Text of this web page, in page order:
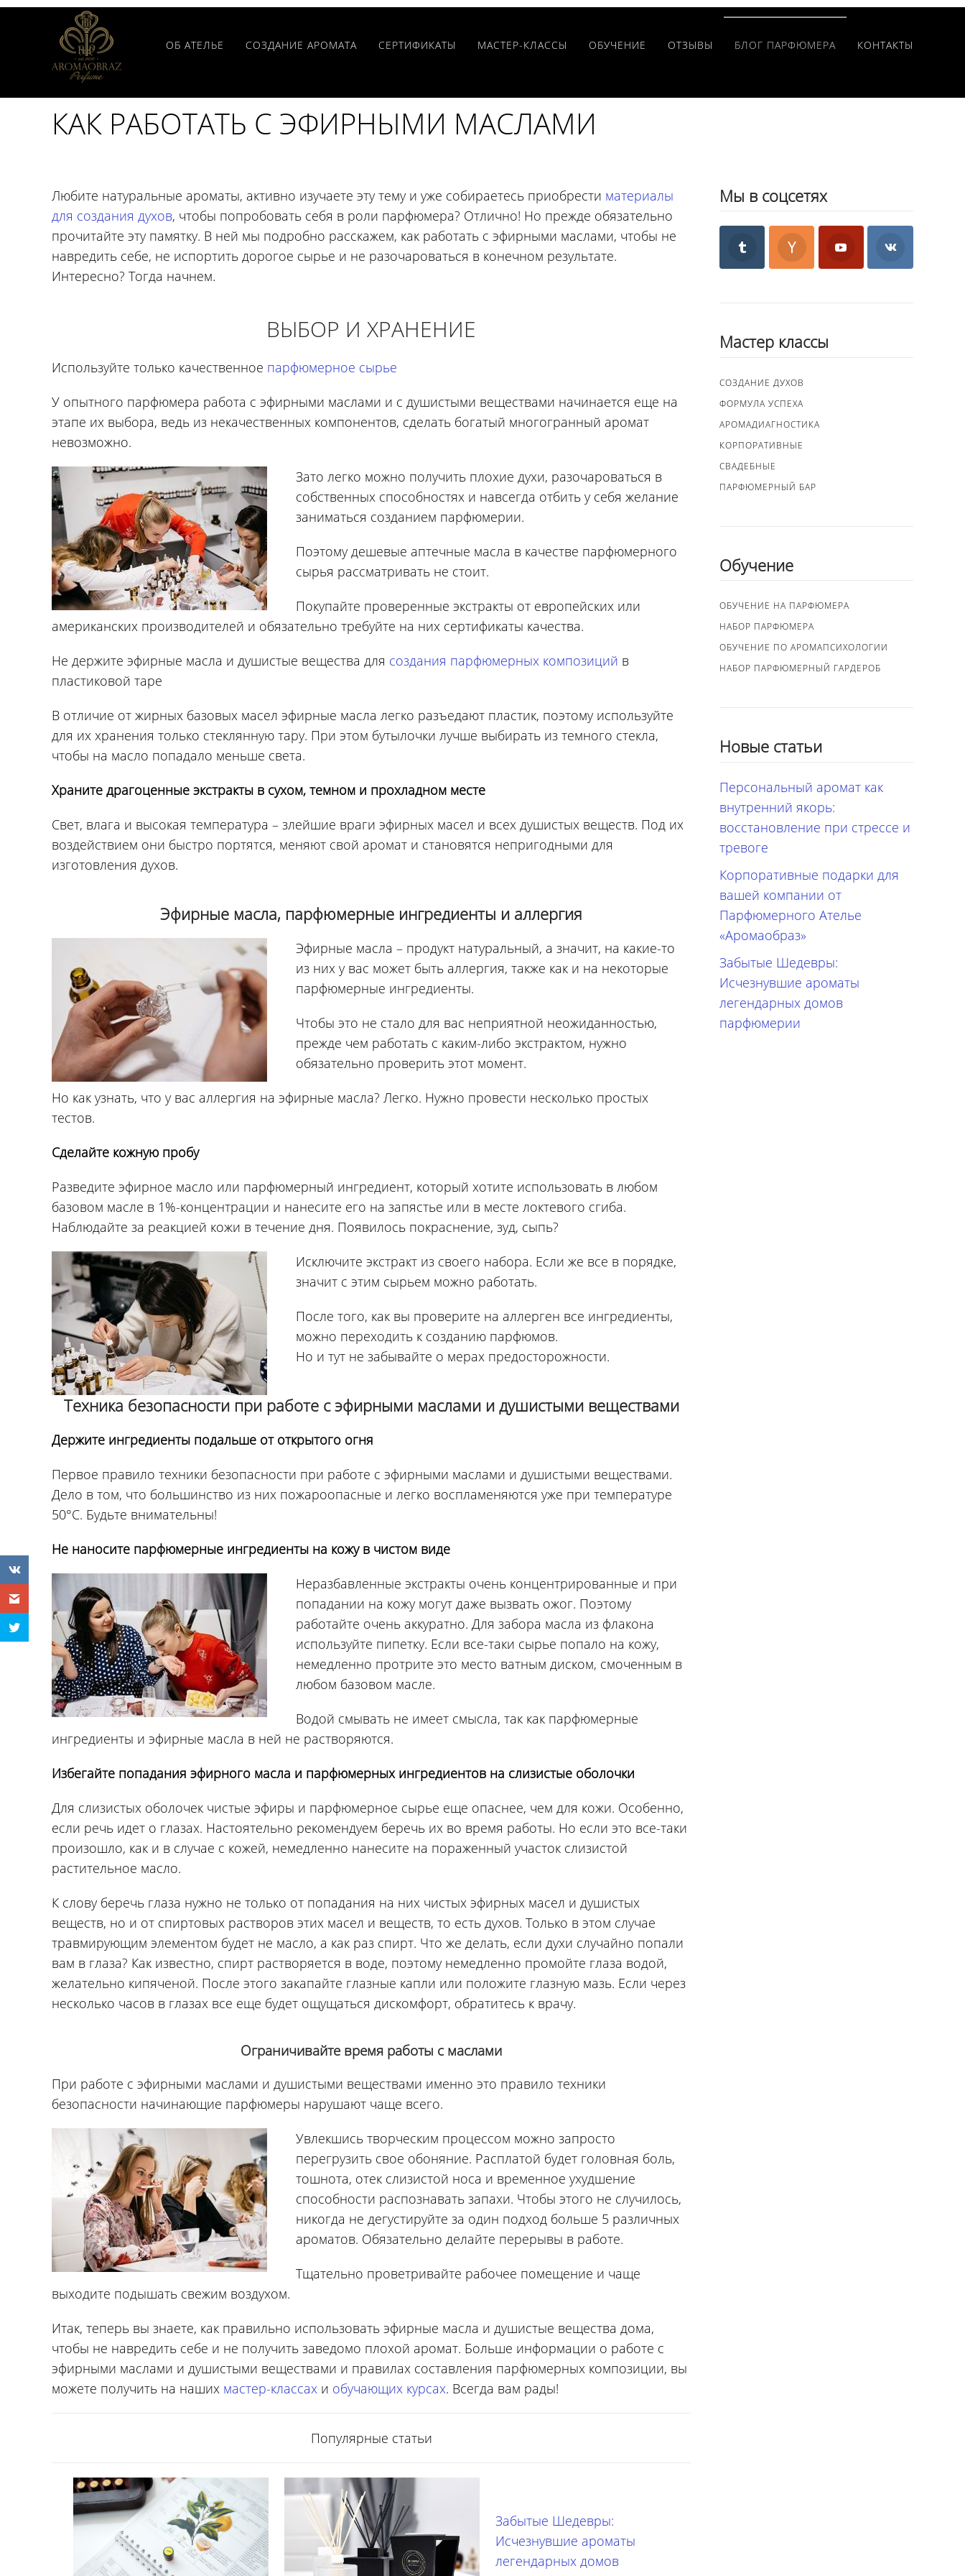
ОБ АТЕЛЬЕ СОЗДАНИЕ АРОМАТА CЕРТИФИКАТЫ МАСТЕР-КЛАССЫ ОБУЧЕНИЕ ОТЗЫВЫ БЛОГ ПАРФЮМЕРА КОНТАКТЫ
КАК РАБОТАТЬ С ЭФИРНЫМИ МАСЛАМИ
Любите натуральные ароматы, активно изучаете эту тему и уже собираетесь приобрести материалы
для создания духов, чтобы попробовать себя в роли парфюмера? Отлично! Но прежде обязательно
прочитайте эту памятку. В ней мы подробно расскажем, как работать с эфирными маслами, чтобы не
навредить себе, не испортить дорогое сырье и не разочароваться в конечном результате.
Интересно? Тогда начнем.
ВЫБОР И ХРАНЕНИЕ
Используйте только качественное парфюмерное сырье
У опытного парфюмера работа с эфирными маслами и с душистыми веществами начинается еще на
этапе их выбора, ведь из некачественных компонентов, сделать богатый многогранный аромат
невозможно.
Зато легко можно получить плохие духи, разочароваться в
собственных способностях и навсегда отбить у себя желание
заниматься созданием парфюмерии.
Поэтому дешевые аптечные масла в качестве парфюмерного
сырья рассматривать не стоит.
Покупайте проверенные экстракты от европейских или
американских производителей и обязательно требуйте на них сертификаты качества.
Не держите эфирные масла и душистые вещества для создания парфюмерных композиций в
пластиковой таре
В отличие от жирных базовых масел эфирные масла легко разъедают пластик, поэтому используйте
для их хранения только стеклянную тару. При этом бутылочки лучше выбирать из темного стекла,
чтобы на масло попадало меньше света.
Храните драгоценные экстракты в сухом, темном и прохладном месте
Свет, влага и высокая температура – злейшие враги эфирных масел и всех душистых веществ. Под их
воздействием они быстро портятся, меняют свой аромат и становятся непригодными для
изготовления духов.
Эфирные масла, парфюмерные ингредиенты и аллергия
Эфирные масла – продукт натуральный, а значит, на какие-то
из них у вас может быть аллергия, также как и на некоторые
парфюмерные ингредиенты.
Чтобы это не стало для вас неприятной неожиданностью,
прежде чем работать с каким-либо экстрактом, нужно
обязательно проверить этот момент.
Но как узнать, что у вас аллергия на эфирные масла? Легко. Нужно провести несколько простых
тестов.
Сделайте кожную пробу
Разведите эфирное масло или парфюмерный ингредиент, который хотите использовать в любом
базовом масле в 1%-концентрации и нанесите его на запястье или в месте локтевого сгиба.
Наблюдайте за реакцией кожи в течение дня. Появилось покраснение, зуд, сыпь?
Исключите экстракт из своего набора. Если же все в порядке,
значит с этим сырьем можно работать.
После того, как вы проверите на аллерген все ингредиенты,
можно переходить к созданию парфюмов.
Но и тут не забывайте о мерах предосторожности.
Техника безопасности при работе с эфирными маслами и душистыми веществами
Держите ингредиенты подальше от открытого огня
Первое правило техники безопасности при работе с эфирными маслами и душистыми веществами.
Дело в том, что большинство из них пожароопасные и легко воспламеняются уже при температуре
50°С. Будьте внимательны!
Не наносите парфюмерные ингредиенты на кожу в чистом виде
Неразбавленные экстракты очень концентрированные и при
попадании на кожу могут даже вызвать ожог. Поэтому
работайте очень аккуратно. Для забора масла из флакона
используйте пипетку. Если все-таки сырье попало на кожу,
немедленно протрите это место ватным диском, смоченным в
любом базовом масле.
Водой смывать не имеет смысла, так как парфюмерные
ингредиенты и эфирные масла в ней не растворяются.
Избегайте попадания эфирного масла и парфюмерных ингредиентов на слизистые оболочки
Для слизистых оболочек чистые эфиры и парфюмерное сырье еще опаснее, чем для кожи. Особенно,
если речь идет о глазах. Настоятельно рекомендуем беречь их во время работы. Но если это все-таки
произошло, как и в случае с кожей, немедленно нанесите на пораженный участок слизистой
растительное масло.
К слову беречь глаза нужно не только от попадания на них чистых эфирных масел и душистых
веществ, но и от спиртовых растворов этих масел и веществ, то есть духов. Только в этом случае
травмирующим элементом будет не масло, а как раз спирт. Что же делать, если духи случайно попали
вам в глаза? Как известно, спирт растворяется в воде, поэтому немедленно промойте глаза водой,
желательно кипяченой. После этого закапайте глазные капли или положите глазную мазь. Если через
несколько часов в глазах все еще будет ощущаться дискомфорт, обратитесь к врачу.
Ограничивайте время работы с маслами
При работе с эфирными маслами и душистыми веществами именно это правило техники
безопасности начинающие парфюмеры нарушают чаще всего.
Увлекшись творческим процессом можно запросто
перегрузить свое обоняние. Расплатой будет головная боль,
тошнота, отек слизистой носа и временное ухудшение
способности распознавать запахи. Чтобы этого не случилось,
никогда не дегустируйте за один подход больше 5 различных
ароматов. Обязательно делайте перерывы в работе.
Тщательно проветривайте рабочее помещение и чаще
выходите подышать свежим воздухом.
Итак, теперь вы знаете, как правильно использовать эфирные масла и душистые вещества дома,
чтобы не навредить себе и не получить заведомо плохой аромат. Больше информации о работе с
эфирными маслами и душистыми веществами и правилах составления парфюмерных композиции, вы
можете получить на наших мастер-классах и обучающих курсах. Всегда вам рады!
Популярные статьи
Забытые Шедевры:
Исчезнувшие ароматы
легендарных домов
Мы в соцсетях
Мастер классы
СОЗДАНИЕ ДУХОВ
ФОРМУЛА УСПЕХА
АРОМАДИАГНОСТИКА
КОРПОРАТИВНЫЕ
СВАДЕБНЫЕ
ПАРФЮМЕРНЫЙ БАР
Обучение
ОБУЧЕНИЕ НА ПАРФЮМЕРА
НАБОР ПАРФЮМЕРА
ОБУЧЕНИЕ ПО АРОМАПСИХОЛОГИИ
НАБОР ПАРФЮМЕРНЫЙ ГАРДЕРОБ
Новые статьи
Персональный аромат как
внутренний якорь:
восстановление при стрессе и
тревоге
Корпоративные подарки для
вашей компании от
Парфюмерного Ателье
«Аромаобраз»
Забытые Шедевры:
Исчезнувшие ароматы
легендарных домов
парфюмерии